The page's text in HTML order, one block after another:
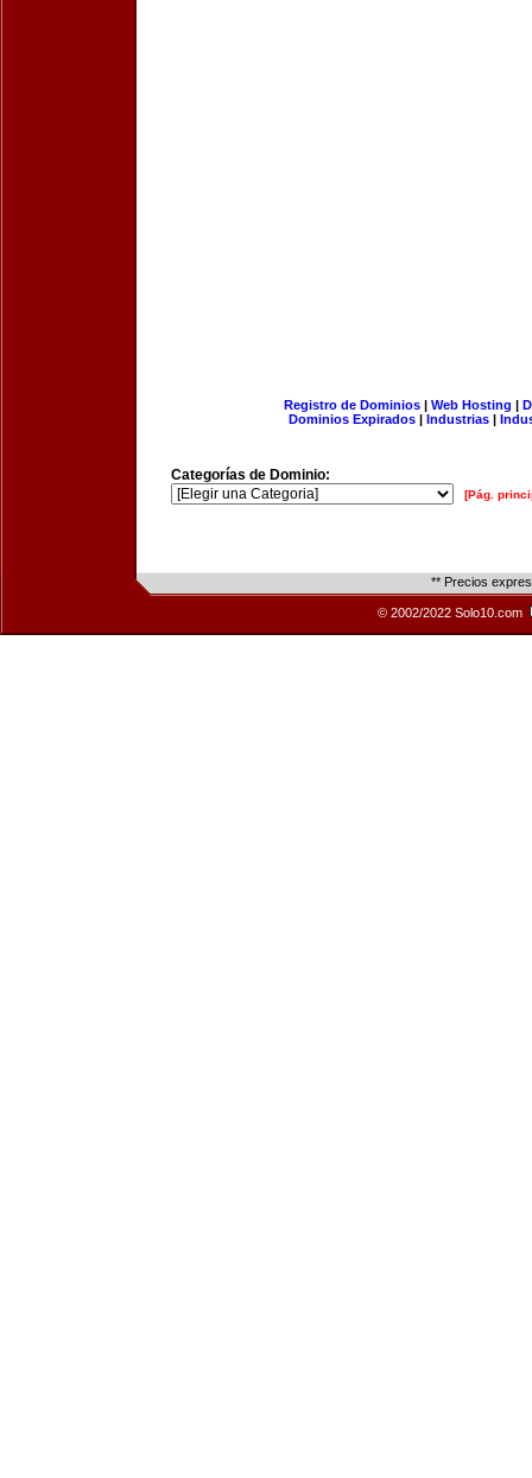
Registro de Dominios| Web Hosting |
Dominios Expirados | Industrias |
Categorías de Dominio:
[Pág.
** Precios
© 2002/2022 Solo10.com